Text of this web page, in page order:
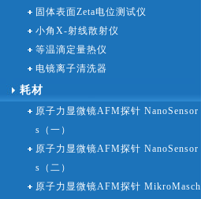
固体表面Zeta电位测试仪
小角X-射线散射仪
等温滴定量热仪
电镜离子清洗器
耗材
原子力显微镜AFM探针 NanoSensor
s（一）
原子力显微镜AFM探针 NanoSensor
s（二）
原子力显微镜AFM探针 MikroMasch